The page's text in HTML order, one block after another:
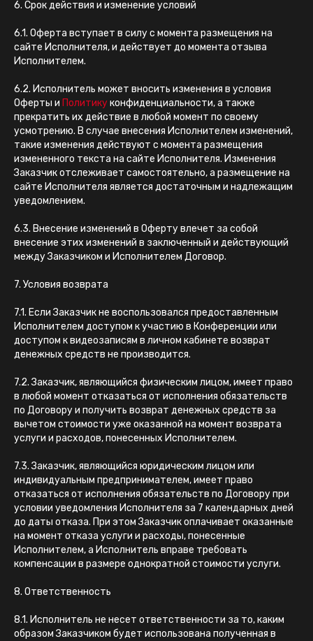
6. Срок действия и изменение условий
6.1. Оферта вступает в силу с момента размещения на
сайте Исполнителя, и действует до момента отзыва
Исполнителем.
6.2. Исполнитель может вносить изменения в условия
Оферты и Политикуконфиденциальности, а также
прекратить их действие в любой момент по своему
усмотрению. В случае внесения Исполнителем изменений,
такие изменения действуют с момента размещения
измененного текста на сайте Исполнителя. Изменения
Заказчик отслеживает самостоятельно, а размещение на
сайте Исполнителя является достаточным и надлежащим
уведомлением.
6.3. Внесение изменений в Оферту влечет за собой
внесение этих изменений в заключенный и действующий
между Заказчиком и Исполнителем Договор.
7. Условия возврата
7.1. Если Заказчик не воспользовался предоставленным
Исполнителем доступом к участию в Конференции или
доступом к видеозаписям в личном кабинете возврат
денежных средств не производится.
7.2. Заказчик, являющийся физическим лицом, имеет право
в любой момент отказаться от исполнения обязательств
по Договору и получить возврат денежных средств за
вычетом стоимости уже оказанной на момент возврата
услуги и расходов, понесенных Исполнителем.
7.3. Заказчик, являющийся юридическим лицом или
индивидуальным предпринимателем, имеет право
отказаться от исполнения обязательств по Договору при
условии уведомления Исполнителя за 7 календарных дней
до даты отказа. При этом Заказчик оплачивает оказанные
на момент отказа услуги и расходы, понесенные
Исполнителем, а Исполнитель вправе требовать
компенсации в размере однократной стоимости услуги.
8. Ответственность
8.1. Исполнитель не несет ответственности за то, каким
образом Заказчиком будет использована полученная в